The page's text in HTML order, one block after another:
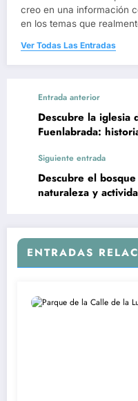
creo en una información
en los temas que
Ver Todas Las Entradas
Entrada anterior
Descubre la iglesia
Fuenlabrada:
Siguiente entrada
Descubre el
naturaleza y
ENTRADAS